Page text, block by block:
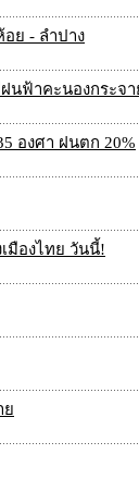
ย - ลำปาง
นฟ้าคะนองกระจ
องศา ฝนตก 20%
มืองไทย วันนี้!
ย